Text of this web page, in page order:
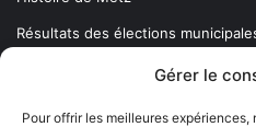
Gérer le
Pour offrir les meilleures
Résultats des élections